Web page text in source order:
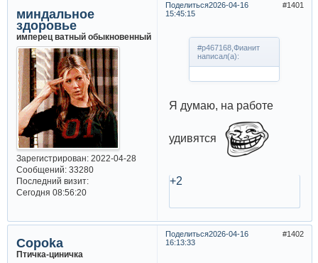
Поделиться 1401
2026-04-16
15:45:15
миндальное
здоровье
имперец ватный обыкновенный
Зарегистрирован: 2022-04-28
Сообщений:33280
Последний визит:
Сегодня 08:56:20
#p467168,Фианит
написал(а):
Я думаю, на работе
удивятся
+2
Поделиться 1402
2026-04-16
16:13:33
Copoka
Птичка-циничка